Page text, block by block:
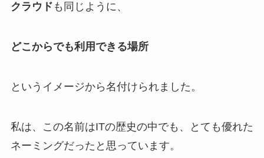
クラウド も同じように、
どこからでも利用できる場所
というイメージから名付けられました。
私は、この名前はITの歴史の中でも、とても優れた
ネーミングだったと思っています。